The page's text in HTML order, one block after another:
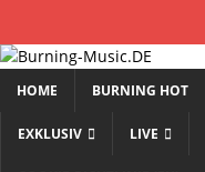
HOME BURNING HOT
EXKLUSIV LIVE